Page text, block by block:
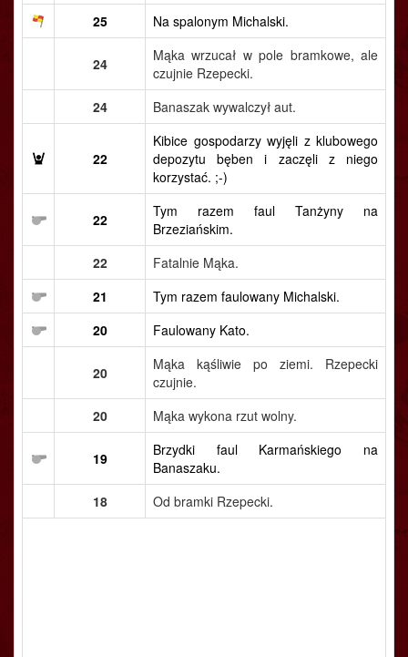
25
Na spalonym Michalski.
24
Mąka wrzucał w pole bramkowe, ale
czujnie Rzepecki.
24
Banaszak wywalczył aut.
22
Kibice gospodarzy wyjęli z klubowego
depozytu bęben i zaczęli z niego
korzystać. ;-)
22
Tym razem faul Tanżyny na
Brzeziańskim.
22
Fatalnie Mąka.
21
Tym razem faulowany Michalski.
20
Faulowany Kato.
20
Mąka kąśliwie po ziemi. Rzepecki
czujnie.
20
Mąka wykona rzut wolny.
19
Brzydki faul Karmańskiego na
Banaszaku.
18
Od bramki Rzepecki.